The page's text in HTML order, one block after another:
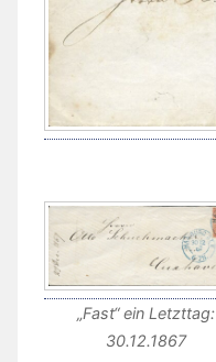
„Fast“ ein Letzttag:
30.12.1867